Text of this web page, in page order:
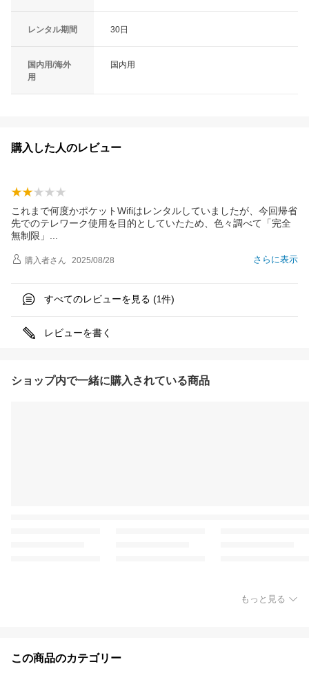
レンタル期間 30日
国内用/海外
用
国内用
購入した人のレビュー
これまで何度かポケットWifiはレンタルしていましたが、今回帰省
先でのテレワーク使用を目的としていたため、色々調べて「完全
無制限 」
さらに表示
購入者さん 2025/08/28
すべてのレビューを見る (1件)
レビューを書く
ショップ内で一緒に購入されている商品
もっと見る
この商品のカテゴリー